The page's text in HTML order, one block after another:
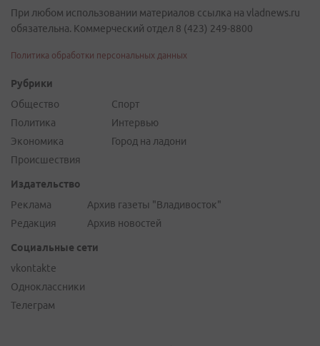
При любом использовании материалов ссылка на vladnews.ru
обязательна. Коммерческий отдел 8 (423) 249-8800
Политика обработки персональных данных
Рубрики
Общество
Политика
Экономика
Происшествия
Спорт
Интервью
Город на ладони
Издательство
Реклама
Редакция
Архив газеты "Владивосток"
Архив новостей
Социальные сети
vkontakte
Одноклассники
Телеграм